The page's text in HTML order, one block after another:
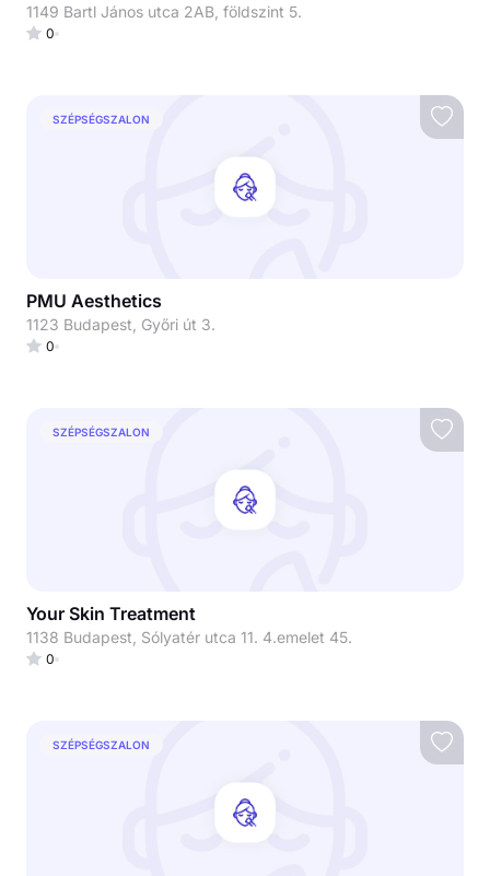
1149 Bartl János utca 2AB, földszint 5.
0
SZÉPSÉGSZALON
PMU Aesthetics
1123 Budapest, Győri út 3.
0
SZÉPSÉGSZALON
Your Skin Treatment
1138 Budapest, Sólyatér utca 11. 4.emelet 45.
0
SZÉPSÉGSZALON